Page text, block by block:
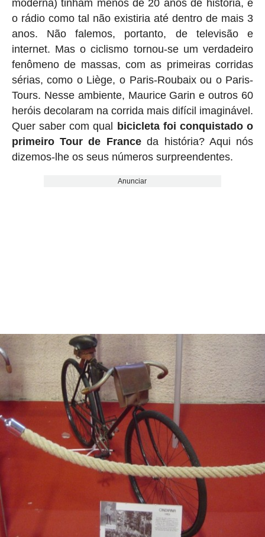
moderna) tinham menos de 20 anos de história, e
o rádio como tal não existiria até dentro de mais 3
anos. Não falemos, portanto, de televisão e
internet. Mas o ciclismo tornou-se um verdadeiro
fenômeno de massas, com as primeiras corridas
sérias, como o Liège, o Paris-Roubaix ou o Paris-
Tours. Nesse ambiente, Maurice Garin e outros 60
heróis decolaram na corrida mais difícil imaginável.
Quer saber com qual bicicleta foi conquistado o
primeiro Tour de Franceda história? Aqui nós
dizemos-lhe os seus números surpreendentes.
Anunciar